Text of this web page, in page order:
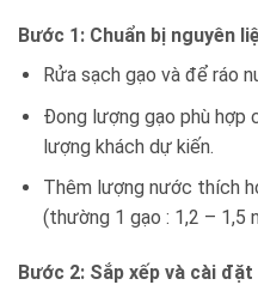
Bước 1: Chuẩn bị nguyên
Rửa sạch gạo và để ráo
Đong lượng gạo phù hợp
lượng khách dự kiến.
Thêm lượng nước thích
(thường 1 gạo : 1,2 – 1,5
Bước 2: Sắp xếp và cài đặt